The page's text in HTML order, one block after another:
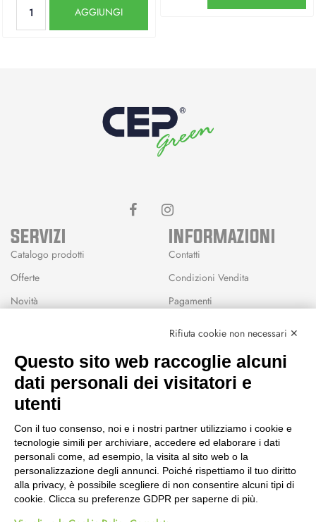
AGGIUNGI
SERVIZI
Catalogo prodotti
Offerte
Novità
Wishlist
INFORMAZIONI
Contatti
Condizioni Vendita
Pagamenti
CEP GREEN
Fanano (MO)
059 8676485
349 9202419
388 8659473
info@cepgreen.com
Orario
Rifiuta cookie non necessari ✕
Questo sito web raccoglie alcuni
dati personali dei visitatori e
utenti
Con il tuo consenso, noi e i nostri partner utilizziamo i cookie e
tecnologie simili per archiviare, accedere ed elaborare i dati
personali come, ad esempio, la visita al sito web o la
personalizzazione degli annunci. Poiché rispettiamo il tuo diritto
alla privacy, è possibile scegliere di non consentire alcuni tipi di
cookie. Clicca su preferenze GDPR per saperne di più.